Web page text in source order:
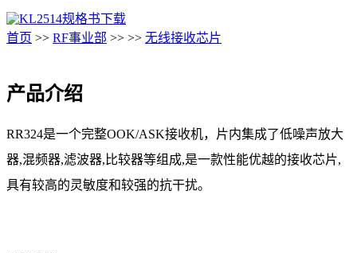
规格书下载
首页 >> RF事业部 >> >> 无线接收芯片
产品介绍
RR324是一个完整OOK/ASK接收机，片内集成了低噪声放大
器,混频器,滤波器,比较器等组成,是一款性能优越的接收芯片,
具有较高的灵敏度和较强的抗干扰。